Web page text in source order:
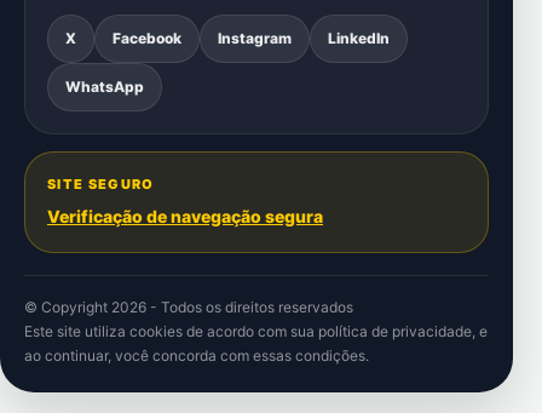
X Facebook Instagram LinkedIn
WhatsApp
SITE SEGURO
Verificação de navegação segura
© Copyright 2026 - Todos os direitos reservados
Este site utiliza cookies de acordo com sua política de privacidade, e
ao continuar, você concorda com essas condições.